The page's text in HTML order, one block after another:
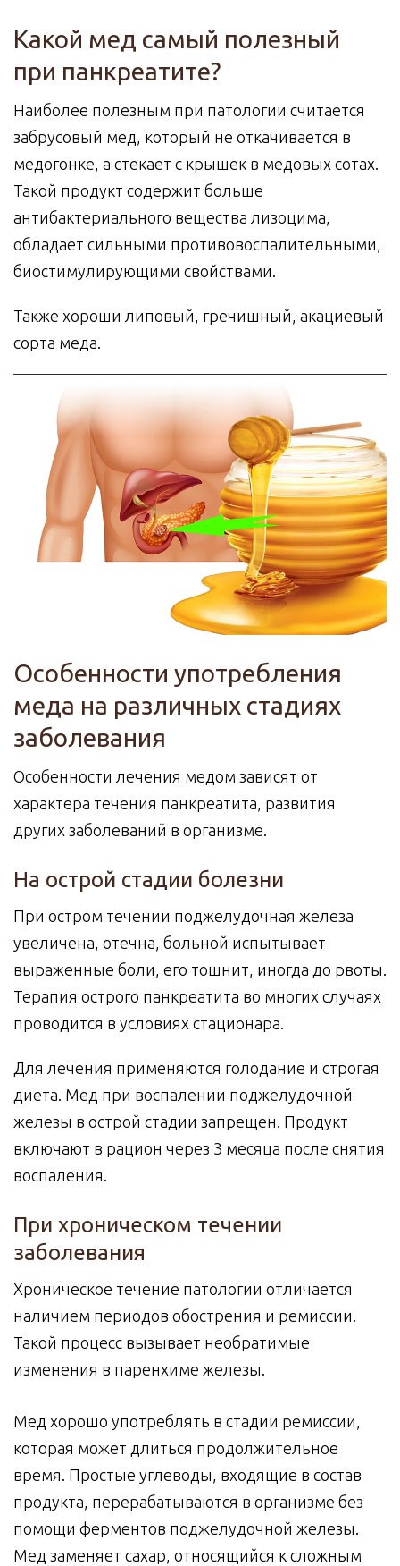
Какой мед самый полезный
при панкреатите?
Наиболее полезным при патологии считается
забрусовый мед, который не откачивается в
медогонке, а стекает с крышек в медовых сотах.
Такой продукт содержит больше
антибактериального вещества лизоцима,
обладает сильными противовоспалительными,
биостимулирующими свойствами.
Также хороши липовый, гречишный, акациевый
сорта меда.
Особенности употребления
меда на различных стадиях
заболевания
Особенности лечения медом зависят от
характера течения панкреатита, развития
других заболеваний в организме.
На острой стадии болезни
При остром течении поджелудочная железа
увеличена, отечна, больной испытывает
выраженные боли, его тошнит, иногда до рвоты.
Терапия острого панкреатита во многих случаях
проводится в условиях стационара.
Для лечения применяются голодание и строгая
диета. Мед при воспалении поджелудочной
железы в острой стадии запрещен. Продукт
включают в рацион через 3 месяца после снятия
воспаления.
При хроническом течении
заболевания
Хроническое течение патологии отличается
наличием периодов обострения и ремиссии.
Такой процесс вызывает необратимые
изменения в паренхиме железы.
Мед хорошо употреблять в стадии ремиссии,
которая может длиться продолжительное
время. Простые углеводы, входящие в состав
продукта, перерабатываются в организме без
помощи ферментов поджелудочной железы.
Мед заменяет сахар, относящийся к сложным